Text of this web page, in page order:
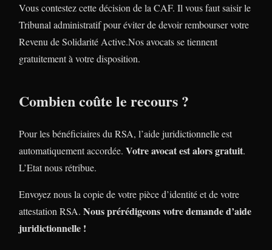
Vous contestez cette décision de la CAF. Il vous faut saisir le
Tribunal administratif pour éviter de devoir rembourser votre
Revenu de Solidarité Active.Nos avocats se tiennent
gratuitement à votre disposition.
Combien coûte le recours ?
Pour les bénéficiaires du RSA, l’aide juridictionnelle est
automatiquement accordée. Votre avocat est alors gratuit.
L’Etat nous rétribue.
Envoyez nous la copie de votre pièce d’identité et de votre
attestation RSA. Nous prérédigeons votre demande d’aide
juridictionnelle !